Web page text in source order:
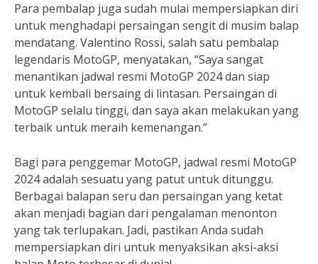
Para pembalap juga sudah mulai mempersiapkan diri
untuk menghadapi persaingan sengit di musim balap
mendatang. Valentino Rossi, salah satu pembalap
legendaris MotoGP, menyatakan, “Saya sangat
menantikan jadwal resmi MotoGP 2024 dan siap
untuk kembali bersaing di lintasan. Persaingan di
MotoGP selalu tinggi, dan saya akan melakukan yang
terbaik untuk meraih kemenangan.”
Bagi para penggemar MotoGP, jadwal resmi MotoGP
2024 adalah sesuatu yang patut untuk ditunggu.
Berbagai balapan seru dan persaingan yang ketat
akan menjadi bagian dari pengalaman menonton
yang tak terlupakan. Jadi, pastikan Anda sudah
mempersiapkan diri untuk menyaksikan aksi-aksi